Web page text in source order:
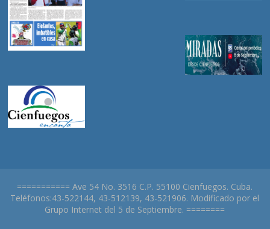
=========== Ave 54 No. 3516 C.P. 55100 Cienfuegos. Cuba.
Teléfonos:43-522144, 43-512139, 43-521906. Modificado por el
Grupo Internet del 5 de Septiembre. ========